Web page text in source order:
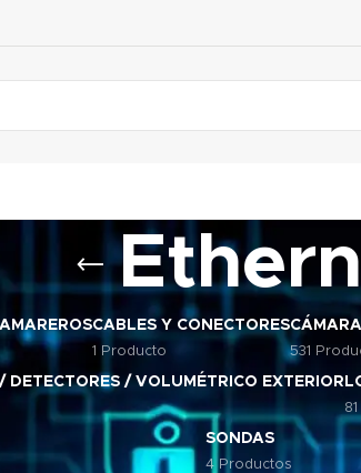
CABLES Y CONECTORES
1 Producto 531
/ DETECTORES / VOLUMÉTRICO EXTERIOR
SONDAS
4 Productos